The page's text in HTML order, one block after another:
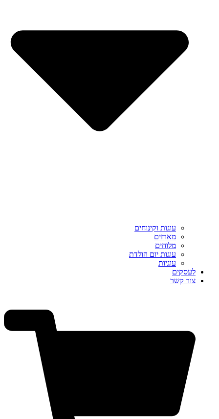
עוגות וקינוחים
מארזים
מלוחים
עוגות יום הולדת
עוגיות
לעסקים
צור קשר